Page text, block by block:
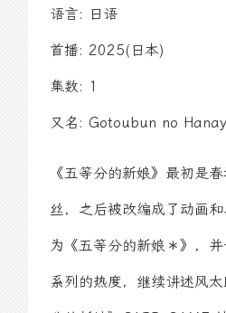
语言: 日语
首播: 2025(日本)
集数: 1
又名: Gotoubun no
《五等分的新娘》最初是
丝，之后被改编成了动画
为《五等分的新娘＊》，
系列的热度，继续讲述风